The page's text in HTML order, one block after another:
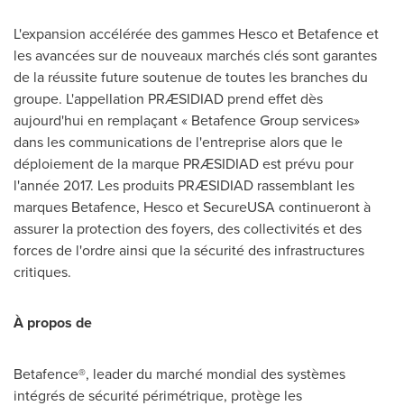
L'expansion accélérée des gammes Hesco et Betafence et
les avancées sur de nouveaux marchés clés sont garantes
de la réussite future soutenue de toutes les branches du
groupe. L'appellation PRÆSIDIAD prend effet dès
aujourd'hui en remplaçant « Betafence Group services»
dans les communications de l'entreprise alors que le
déploiement de la marque PRÆSIDIAD est prévu pour
l'année 2017. Les produits PRÆSIDIAD rassemblant les
marques Betafence, Hesco et SecureUSA continueront à
assurer la protection des foyers, des collectivités et des
forces de l'ordre ainsi que la sécurité des infrastructures
critiques.
À propos de
Betafence®, leader du marché mondial des systèmes
intégrés de sécurité périmétrique, protège les